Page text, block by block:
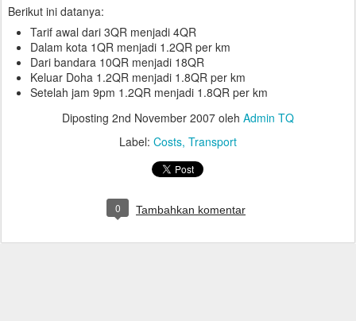
Berikut ini datanya:
Tarif awal dari 3QR menjadi 4QR
Dalam kota 1QR menjadi 1.2QR per km
Dari bandara 10QR menjadi 18QR
Keluar Doha 1.2QR menjadi 1.8QR per km
Setelah jam 9pm 1.2QR menjadi 1.8QR per km
Diposting 2nd November 2007 oleh Admin TQ
Label: Costs Transport
0 Tambahkan komentar